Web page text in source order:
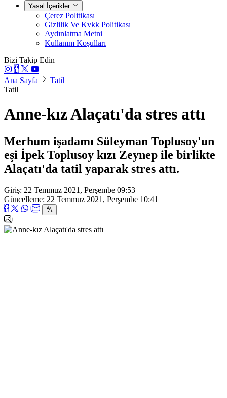
Yasal İçerikler
Çerez Politikası
Gizlilik Ve Kvkk Politikası
Aydınlatma Metni
Kullanım Koşulları
Bizi Takip Edin
Ana Sayfa
Tatil
Tatil
Anne-kız Alaçatı'da stres attı
Merhum işadamı Süleyman Toplusoy'un
eşi İpek Toplusoy kızı Zeynep ile birlikte
Alaçatı'da tatil yaparak stres attı.
Giriş: 22 Temmuz 2021, Perşembe 09:53
Güncelleme: 22 Temmuz 2021, Perşembe 10:41